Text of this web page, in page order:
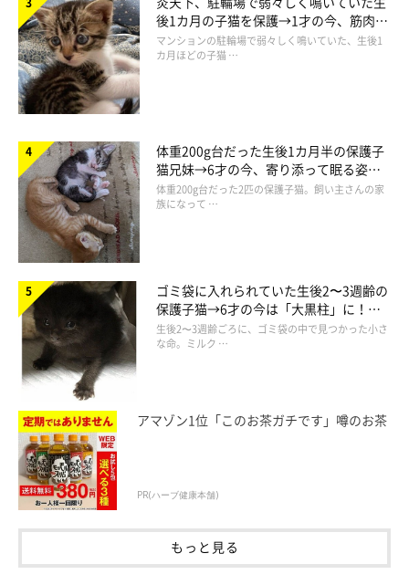
後1カ月の子猫を保護→1才の今、筋肉質
でツンデレなコに成長
マンションの駐輪場で弱々しく鳴いていた、生後1
カ月ほどの子猫 …
体重200g台だった生後1カ月半の保護子
猫兄妹→6才の今、寄り添って眠る姿に
ほっこり！
体重200g台だった2匹の保護子猫。飼い主さんの家
族になって …
ゴミ袋に入れられていた生後2〜3週齢の
保護子猫→6才の今は「大黒柱」に！
美しい黒猫に成長した姿にグッとくる
生後2〜3週齢ごろに、ゴミ袋の中で見つかった小さ
な命。ミルク …
アマゾン1位「このお茶ガチです」噂のお茶
PR(ハーブ健康本舗)
もっと見る